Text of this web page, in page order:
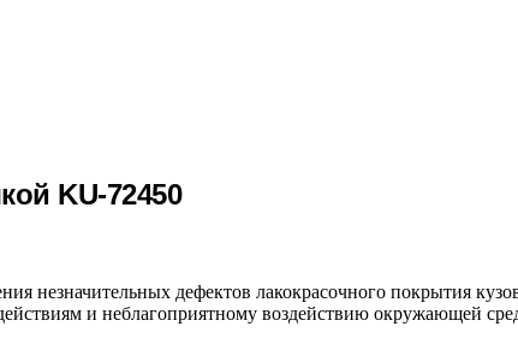
KU-72450
незначительных дефектов лакокрасочного покрытия
и неблагоприятному воздействию окружающей